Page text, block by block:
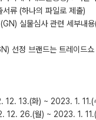
류 (하나의 파일로 제출)
실물심사 관련 세부내
선정 브랜드는 트레이드쇼
12. 13.(화) ~ 2023. 1. 11.(
12. 26.(월) ~ 2023. 1.